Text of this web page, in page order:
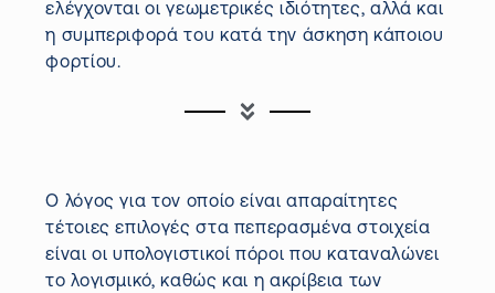
ελέγχονται οι γεωμετρικές ιδιότητες, αλλά και
η συμπεριφορά του κατά την άσκηση κάποιου
φορτίου.
Ο λόγος για τον οποίο είναι απαραίτητες
τέτοιες επιλογές στα πεπερασμένα στοιχεία
είναι οι υπολογιστικοί πόροι που καταναλώνει
το λογισμικό, καθώς και η ακρίβεια των